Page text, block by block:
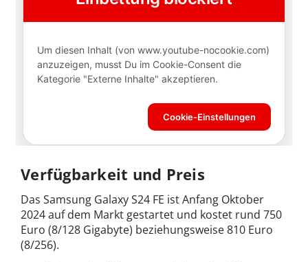
Verfügbarkeit und Preis
Das Samsung Galaxy S24 FE ist Anfang Oktober
2024 auf dem Markt gestartet und kostet rund 750
Euro (8/128 Gigabyte) beziehungsweise 810 Euro
(8/256).